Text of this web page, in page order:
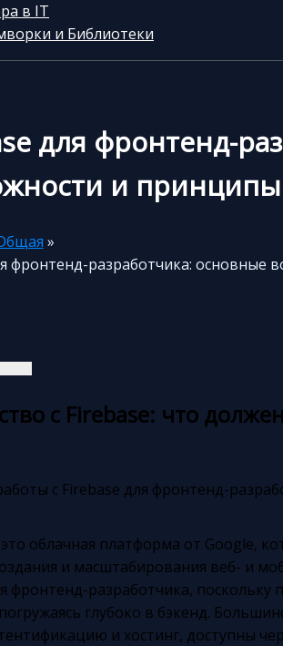
в IT
и Библиотеки
для фронтенд-
и
фронтенд-разработчика:
с Firebase: что
облачная платформа от Google,
и масштабирования веб- и
фронтенд-разработчика, поскольку
глубоко в бэкенд.
и хостинг, доступны